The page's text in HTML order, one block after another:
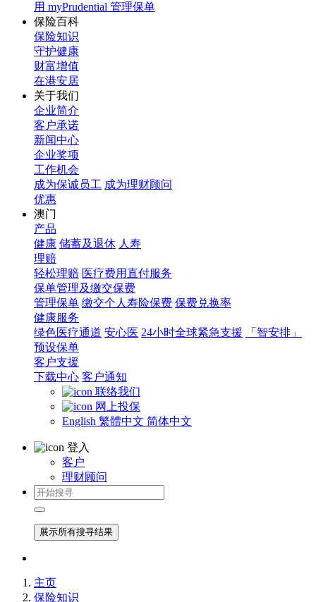
用 myPrudential 管理保单
保险百科
保险知识
守护健康
财富增值
在港安居
关于我们
企业简介
客户承诺
新闻中心
企业奖项
工作机会
成为保诚员工 成为理财顾问
优惠
澳门
产品
健康 储蓄及退休 人寿
理赔
轻松理赔 医疗费用直付服务
保单管理及缴交保费
管理保单 缴交个人寿险保费 保费兑换率
健康服务
绿色医疗通道 安心医 24小时全球紧急支援
「智安排」
预设保单
客户支援
下载中心 客户通知
联络我们
网上投保
English 繁體中文 简体中文
登入
客户
理财顾问
展示所有搜寻结果
主页
保险知识